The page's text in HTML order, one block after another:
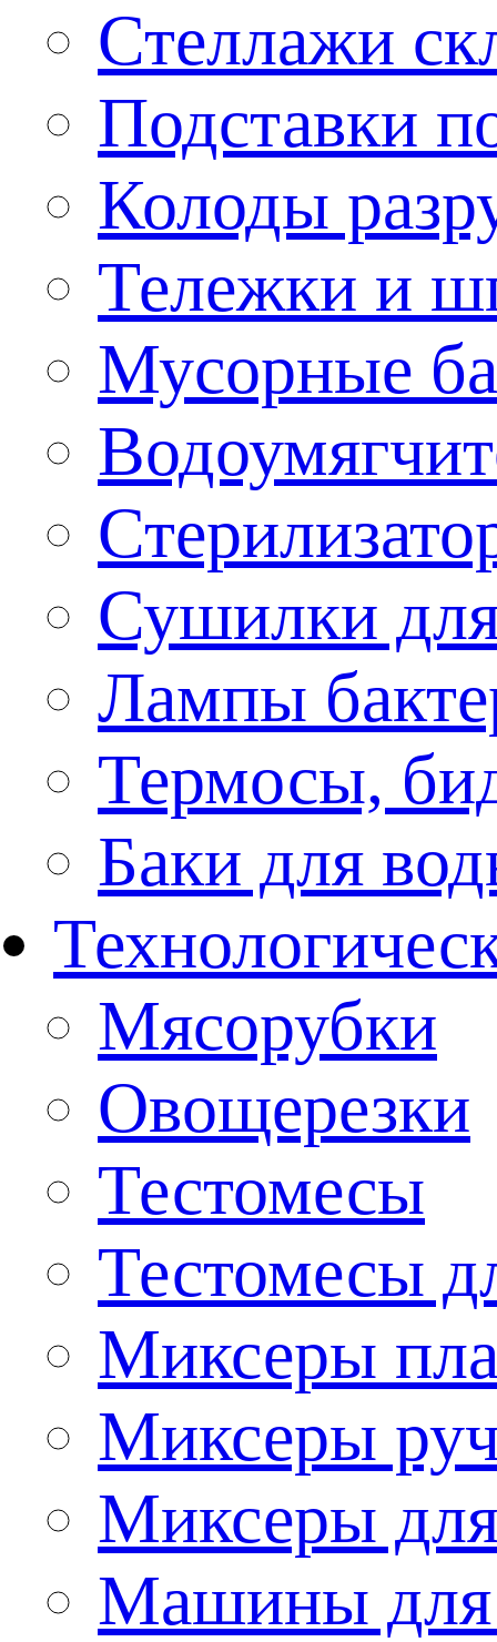
Стеллажи
Подставки
Колоды
Тележки и
Мусорные
Сушилки
Лампы
Термосы,
Баки для
Мясорубки
Овощерезки
Тестомесы
Тестомесы
Миксеры
Миксеры
Миксеры
Машины для